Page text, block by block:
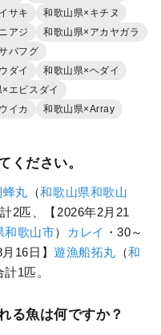
サキ
和歌山県×キチヌ
アジ
和歌山県×アカヤガラ
バフグ
ダイ
和歌山県×ヘダイ
エビスダイ
イカ 和歌山県×Array
ください。
蜂丸 （和歌山県和歌山
2匹、【2026年2月21
和歌山市） カレイ ・30～
16日】遊漁船拓丸 （和
計1匹。
る魚は何ですか？